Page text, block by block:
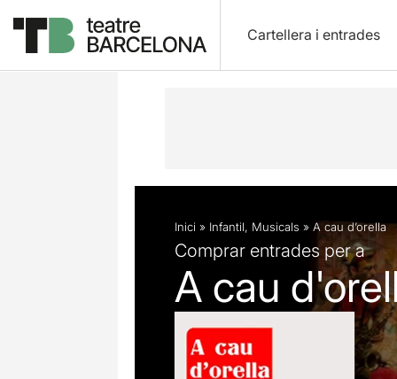
Cartellera i entrades
Descripció Fitxa artística Fotos i
Inici » Infantil, Musicals » A cau d’orella
Comprar entrades per a
A cau